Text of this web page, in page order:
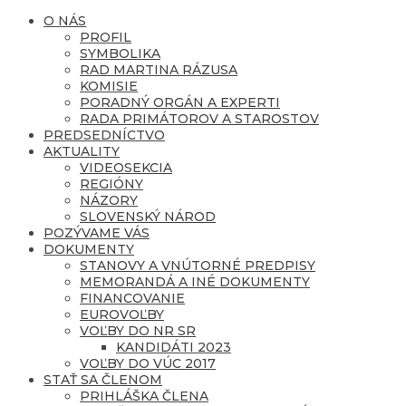
O NÁS
PROFIL
SYMBOLIKA
RAD MARTINA RÁZUSA
KOMISIE
PORADNÝ ORGÁN A EXPERTI
RADA PRIMÁTOROV A STAROSTOV
PREDSEDNÍCTVO
AKTUALITY
VIDEOSEKCIA
REGIÓNY
NÁZORY
SLOVENSKÝ NÁROD
POZÝVAME VÁS
DOKUMENTY
STANOVY A VNÚTORNÉ PREDPISY
MEMORANDÁ A INÉ DOKUMENTY
FINANCOVANIE
EUROVOĽBY
VOĽBY DO NR SR
KANDIDÁTI 2023
VOĽBY DO VÚC 2017
STAŤ SA ČLENOM
PRIHLÁŠKA ČLENA